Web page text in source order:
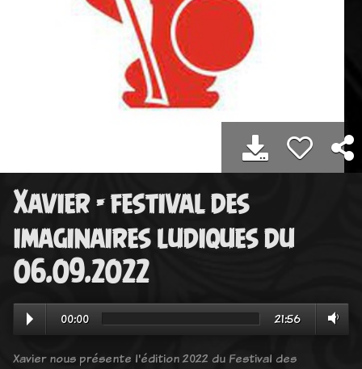
Xavier - festival des
imaginaires ludiques du
06.09.2022
00:00 21:56
Xavier nous présente l'édition 2022 du Festival des